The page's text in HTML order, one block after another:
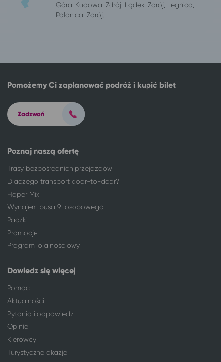
Wrocław
Dąbki, gm. Darłowo
Kołobrzeg
Wrocław
Czaplinek
Wrocław
Kraków
Wrocław
Świeradów-Zdrój
Wrocław
Busko-Zdrój
Wrocław
Mikołajki
Wrocław
Połczyn-Zdrój
Wrocław
Wrocław
Wisła
Wrocław
Wrocław
Wrocław
Wrocław
Sopot
Wrocław
Wrocław
Wrocław
Pustkowo
Wrocław
Wrocław
Wrocław
Szczyrk*
Góra, Kudowa-Zdrój, Lądek-Zdrój, Legnica,
Polanica-Zdrój.
Poznaj naszą ofertę
Trasy bezpośrednich przejazdów
Dlaczego transport door-to-door?
Hoper Mix
Wynajem busa 9-osobowego
Paczki
Promocje
Program lojalnościowy
Dowiedz się więcej
Pomoc
Aktualności
Pytania i odpowiedzi
Opinie
Kierowcy
Turystyczne okazje
Pomożemy Ci zaplanować podróż i kupić bilet
Zadzwoń